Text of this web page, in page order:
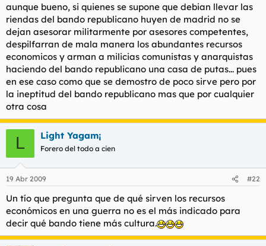
aunque bueno, si quienes se supone que debian llevar las
riendas del bando republicano huyen de madrid no se
dejan asesorar militarmente por asesores competentes,
despilfarran de mala manera los abundantes recursos
economicos y arman a milicias comunistas y anarquistas
haciendo del bando republicano una casa de putas... pues
en ese caso como que se demostro de poco sirve pero por
la ineptitud del bando republicano mas que por cualquier
otra cosa
L Light Yagam¡
Forero del todo a cien
19 Abr 2009 #22
Un tío que pregunta que de qué sirven los recursos
económicos en una guerra no es el más indicado para
decir qué bando tiene más cultura.